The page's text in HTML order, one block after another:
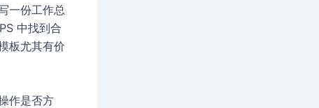
一份工作总
中找到合
板尤其有价
作是否方